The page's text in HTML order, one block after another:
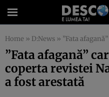
Home » D:News » ”Fata afagană” care a
”Fata afagană”
coperta revistei
a fost arestată